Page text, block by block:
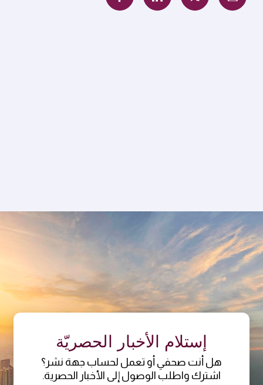
إستلام الأخبار الحصريّة
هل أنت صحفي أو تعمل لحساب جهة نشر؟
اشترك واطلب الوصول إلى الأخبار الحصرية.